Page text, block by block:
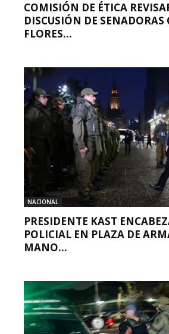
COMISIÓN DE ÉTICA
DISCUSIÓN DE
FLORES...
NACIONAL
PRESIDENTE KAST
POLICIAL EN PLAZA DE
MANO...